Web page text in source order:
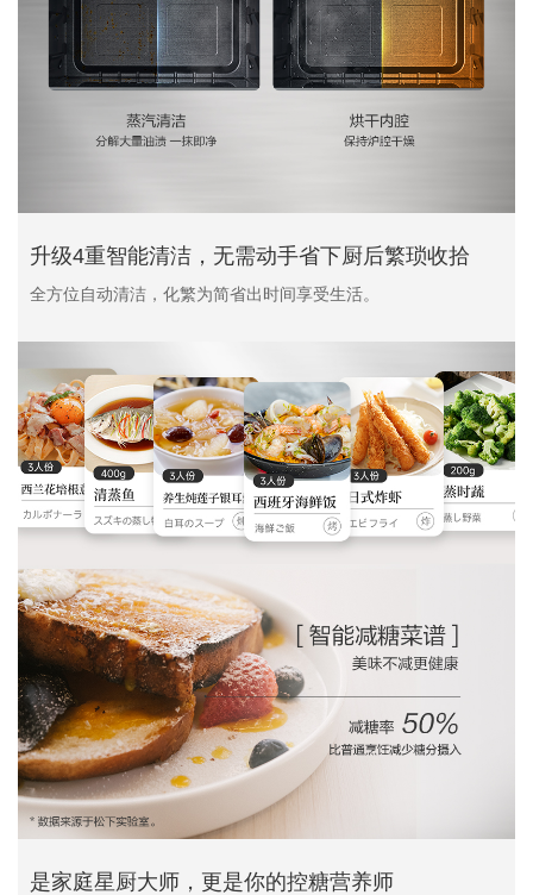
升级4重智能清洁，无需动手省下厨后繁琐收拾
全方位自动清洁，化繁为简省出时间享受生活。
是家庭星厨大师，更是你的控糖营养师